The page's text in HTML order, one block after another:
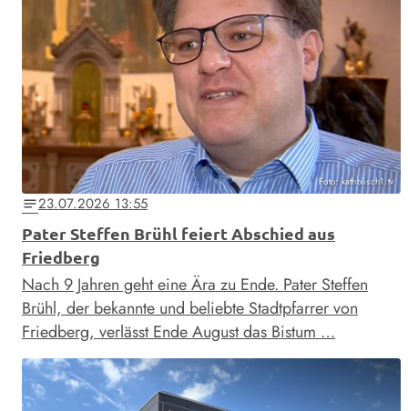
Foto: katholisch1.tv
notes23.07.2026 13:55
Pater Steffen Brühl feiert Abschied aus
Friedberg
Nach 9 Jahren geht eine Ära zu Ende. Pater Steffen
Brühl, der bekannte und beliebte Stadtpfarrer von
Friedberg, verlässt Ende August das Bistum …